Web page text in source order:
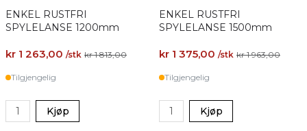
ENKEL RUSTFRI
SPYLELANSE 1200mm
kr 1 263,00 /stk kr 1 813,00
Tilgjengelig
Kjøp
ENKEL RUSTFRI
SPYLELANSE 1500mm
kr 1 375,00 /stk kr 1 963,00
Tilgjengelig
Kjøp